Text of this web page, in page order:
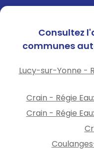
Consultez
communes
Lucy-sur-Yonne -
Crain - Régie
Crain - Régie